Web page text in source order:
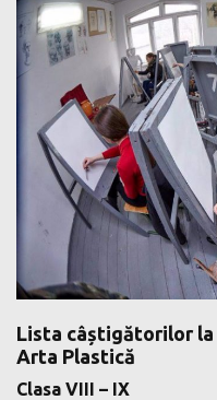
Lista câștigătorilor
Arta Plastică
Clasa VIII – IX